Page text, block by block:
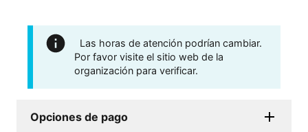
Las horas de atención podrían cambiar.
Por favor visite el sitio web de la
organización para verificar.
Opciones de pago